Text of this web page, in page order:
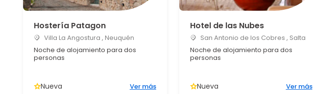
Hostería Patagon
Villa La Angostura , Neuquén
Noche de alojamiento para dos
personas
Nueva Ver más
Hotel de las Nubes
San Antonio de los Cobres , Salta
Noche de alojamiento para dos
personas
Nueva Ver más